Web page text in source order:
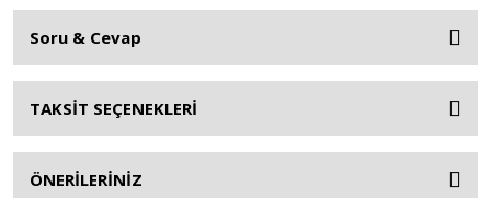
Soru & Cevap
TAKSİT SEÇENEKLERİ
ÖNERİLERİNİZ